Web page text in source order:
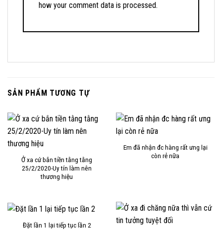
how your comment data is processed.
SẢN PHẨM TƯƠNG TỰ
Ở xa cứ bắn tiền tằng tằng
25/2/2020-Uy tín làm nên
thương hiệu
Em đã nhận đc hàng rất ưng lại
còn rẻ nữa
Đặt lần 1 lại tiếp tục lần 2